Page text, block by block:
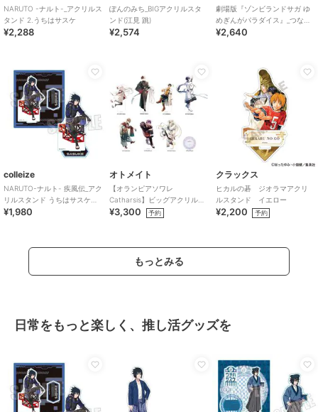
NARUTO -ナルト-_アクリルス
タンド 2.うちはサスケ
¥2,288
ぽんのみち_BIGアクリルスタ
ンド(江見 跳)
¥2,574
劇場版『ゾンビランドサガ ゆ
めぎんがパラダイス』_つなが
るデカアクリルスタンド 源 さ
¥2,640
colleize
NARUTO-ナルト- 疾風伝_アク
リルスタンド うちはサスケ
(Cyber Style)
¥1,980
オトメイト
【オランピアソワレ
Catharsis】ビッグアクリルス
タンド(全7種)
¥3,300 予約
クラックス
ヒカルの碁 ジオラマアクリ
ルスタンド イエロー
¥2,200 予約
もっとみる
日常をもっと楽しく、推し活グッズを